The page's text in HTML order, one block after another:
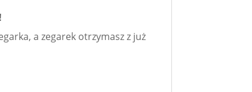
a zegarek otrzymasz z już